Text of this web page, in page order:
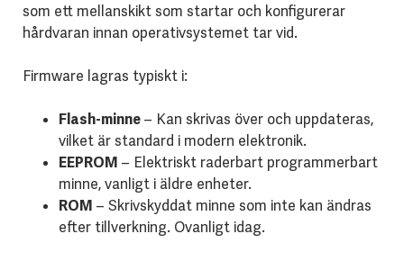
som ett mellanskikt som startar och konfigurerar
hårdvaran innan operativsystemet tar vid.
Firmware lagras typiskt i:
Flash-minne– Kan skrivas över och uppdateras,
vilket är standard i modern elektronik.
EEPROM – Elektriskt raderbart programmerbart
minne, vanligt i äldre enheter.
ROM – Skrivskyddat minne som inte kan ändras
efter tillverkning. Ovanligt idag.